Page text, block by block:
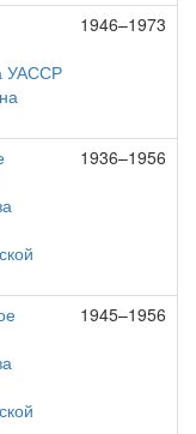
УАССР
1946–1973
1936–1956
1945–1956